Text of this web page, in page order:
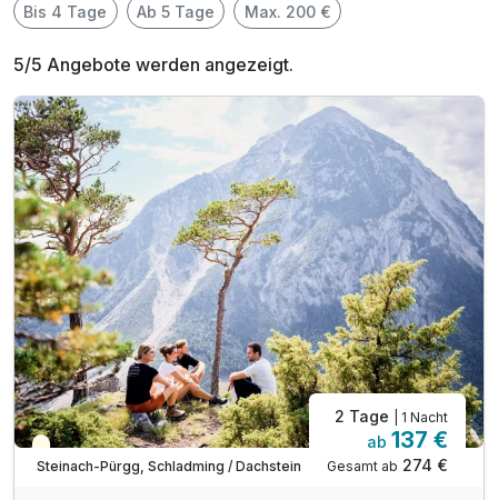
Bis 4 Tage Ab 5 Tage Max. 200 €
5/5 Angebote werden angezeigt.
Teilweise ausgelastet
Steinach-Pürgg, Schladming / Dachstein
2 Tage | 1 Nacht
ab 137 €
Gesamt ab 274 €